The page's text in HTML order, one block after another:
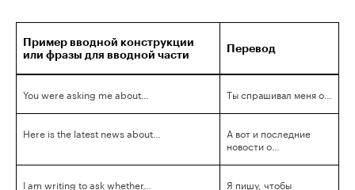
Пример вводной конструкции
или фразы для вводной части
Перевод
You were asking me about… Ты спрашивал меня о…
Here is the latest news about…
А вот и последние
новости о…
I am writing to ask whether…
Я пишу, чтобы